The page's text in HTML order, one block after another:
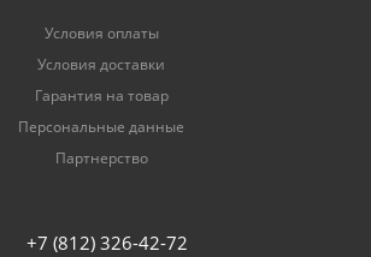
Условия оплаты
Условия доставки
Гарантия на товар
Персональные данные
Партнерство
+7 (812) 326-42-72